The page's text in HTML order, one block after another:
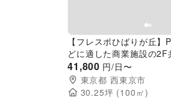
【フレスポひばりが丘】
どに適した商業施設の2F
ス
41,800 円/日〜
東京都 西東京市
30.25坪 (100 ㎡)